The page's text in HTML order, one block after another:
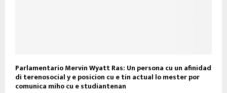
Parlamentario Mervin Wyatt Ras: Un persona cu un afinidad
di terenosocial y e posicion cu e tin actual lo mester por
comunica miho cu e studiantenan